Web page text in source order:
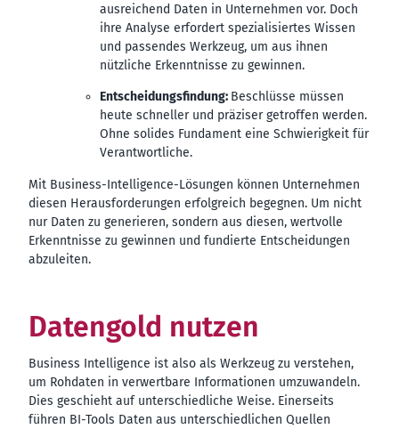
ausreichend Daten in Unternehmen vor. Doch
ihre Analyse erfordert spezialisiertes Wissen
und passendes Werkzeug, um aus ihnen
nützliche Erkenntnisse zu gewinnen.
Entscheidungsfindung: Beschlüsse müssen
heute schneller und präziser getroffen werden.
Ohne solides Fundament eine Schwierigkeit für
Verantwortliche.
Mit Business-Intelligence-Lösungen können Unternehmen
diesen Herausforderungen erfolgreich begegnen. Um nicht
nur Daten zu generieren, sondern aus diesen, wertvolle
Erkenntnisse zu gewinnen und fundierte Entscheidungen
abzuleiten.
Datengold nutzen
Business Intelligence ist also als Werkzeug zu verstehen,
um Rohdaten in verwertbare Informationen umzuwandeln.
Dies geschieht auf unterschiedliche Weise. Einerseits
führen BI-Tools Daten aus unterschiedlichen Quellen